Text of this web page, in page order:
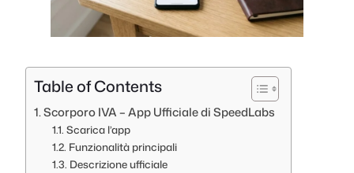
Table of Contents
Scorporo IVA – App Ufficiale di SpeedLabs
Scarica l’app
Funzionalità principali
Descrizione ufficiale